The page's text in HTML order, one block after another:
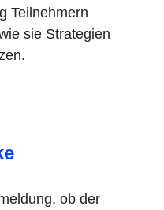
Teilnehmern
sie Strategien
ob der